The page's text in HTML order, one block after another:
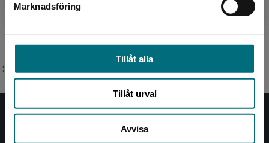
Marknadsföring
Tillåt alla
Tillåt urval
Avvisa
utanför Stockholm. M...
;